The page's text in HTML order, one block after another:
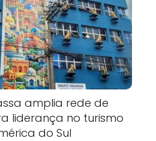
amplia rede de
liderança no turismo
do Sul